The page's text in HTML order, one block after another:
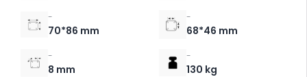
-
70*86 mm
-
68*46 mm
-
8 mm
-
130 kg